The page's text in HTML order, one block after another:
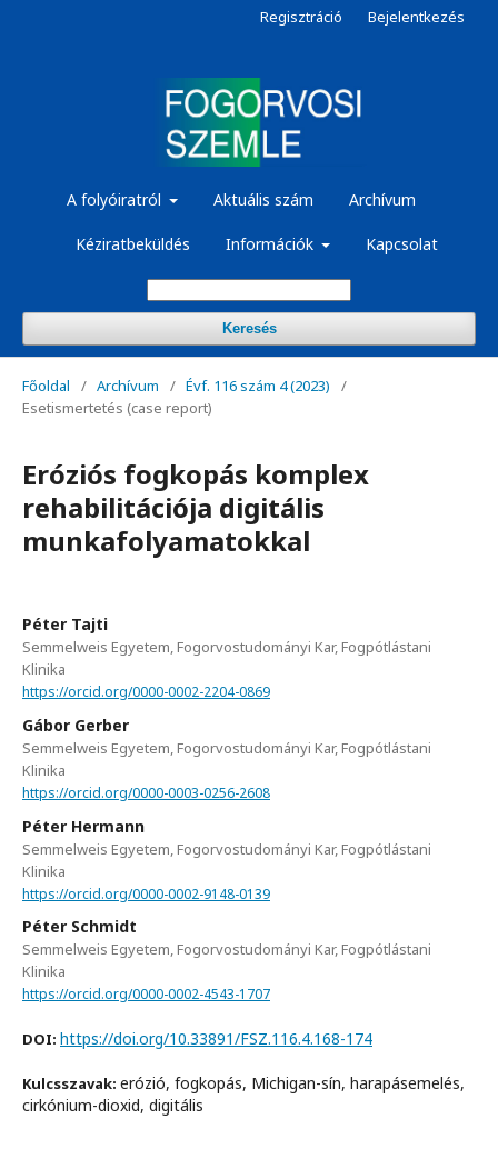
A folyóiratról Aktuális szám Archívum
Kéziratbeküldés Információk Kapcsolat
Keresés
Regisztráció Bejelentkezés
Főoldal / Archívum / Évf. 116 szám 4 (2023)
/
Esetismertetés (case report)
Eróziós fogkopás komplex
rehabilitációja digitális
munkafolyamatokkal
Péter Tajti
Semmelweis Egyetem, Fogorvostudományi Kar, Fogpótlástani
Klinika
https://orcid.org/0000-0002-2204-0869
Gábor Gerber
Semmelweis Egyetem, Fogorvostudományi Kar, Fogpótlástani
Klinika
https://orcid.org/0000-0003-0256-2608
Péter Hermann
Semmelweis Egyetem, Fogorvostudományi Kar, Fogpótlástani
Klinika
https://orcid.org/0000-0002-9148-0139
Péter Schmidt
Semmelweis Egyetem, Fogorvostudományi Kar, Fogpótlástani
Klinika
https://orcid.org/0000-0002-4543-1707
DOI: https://doi.org/10.33891/FSZ.116.4.168-174
Kulcsszavak: erózió, fogkopás, Michigan-sín, harapásemelés,
cirkónium-dioxid, digitális